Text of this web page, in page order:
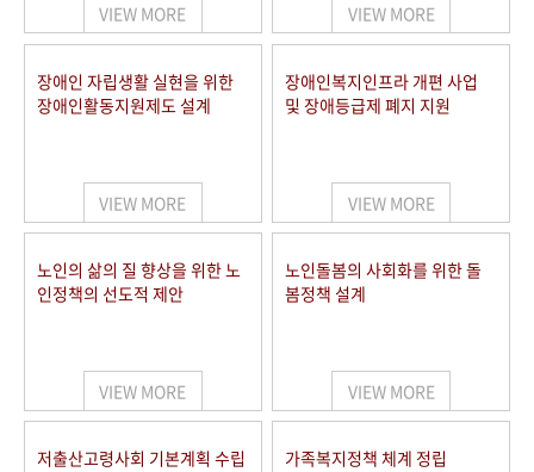
VIEW MORE VIEW MORE
장애인 자립생활 실현을 위한
장애인활동지원제도 설계
VIEW MORE
장애인복지인프라 개편 사업
및 장애등급제 폐지 지원
VIEW MORE
노인의 삶의 질 향상을 위한 노
인정책의 선도적 제안
VIEW MORE
노인돌봄의 사회화를 위한 돌
봄정책 설계
VIEW MORE
저출산고령사회 기본계획 수립
가족복지정책 체계 정립